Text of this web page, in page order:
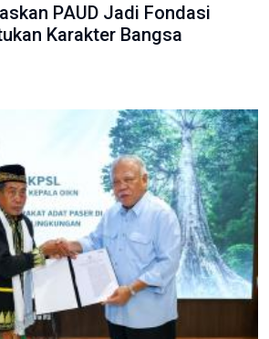
PAUD Jadi Fondasi
Karakter Bangsa